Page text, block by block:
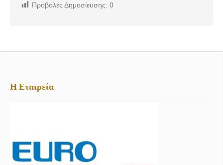
Προβολές Δημοσίευσης: 0
Η Εταιρεία